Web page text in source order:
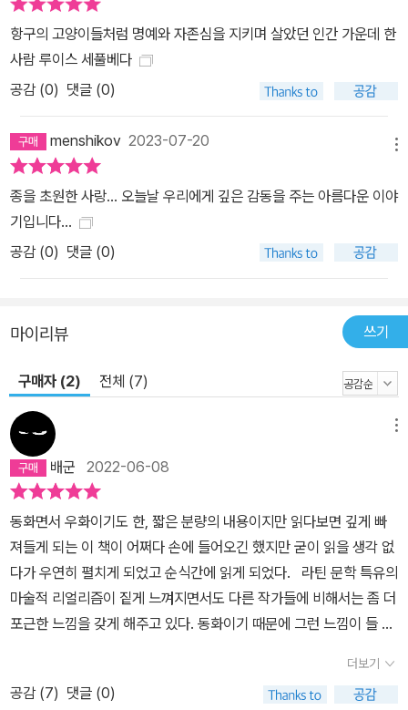
항구의 고양이들처럼 명예와 자존심을 지키며 살았던 인간 가운데 한
사람 루이스 세풀베다
공감 (0) 댓글 (0)
menshikov 2023-07-20
종을 초원한 사랑... 오늘날 우리에게 깊은 감동을 주는 아름다운 이야
기입니다...
공감 (0) 댓글 (0)
마이리뷰 쓰기
구매자 (2) 전체 (7)
배군 2022-06-08
동화면서 우화이기도 한, 짧은 분량의 내용이지만 읽다보면 깊게 빠
져들게 되는 이 책이 어쩌다 손에 들어오긴 했지만 굳이 읽을 생각 없
다가 우연히 펼치게 되었고 순식간에 읽게 되었다. 라틴 문학 특유의
마술적 리얼리즘이 짙게 느껴지면서도 다른 작가들에 비해서는 좀 더
포근한 느낌을 갖게 해주고 있다. 동화이기 때문에 그런 느낌이 들 수
주인공으로 내세워, 낯선 존재들이 약속을 지켜나가는 과정을 통해
하나의 존재로 화합해가는 여정”을 흥미롭게 다뤄내고 있다. “오염
더보기
공감 (7) 댓글 (0)